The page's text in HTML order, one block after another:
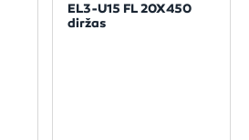
EL3-U15 FL 20X450
diržas